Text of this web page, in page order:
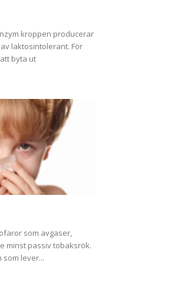
kroppen producerar
laktosintolerant. För
byta ut
som avgaser,
minst passiv tobaksrök.
som lever...